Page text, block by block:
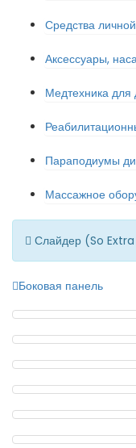
Средства
Аксессуары,
Медтехника
Параподиумы
Массажное
Слайдер (So
Боковая панель